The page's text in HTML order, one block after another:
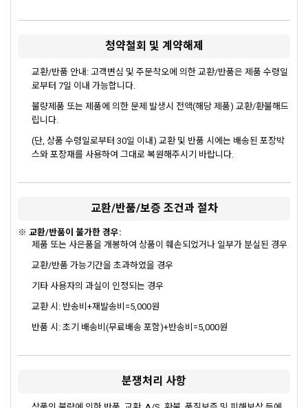
청약철회 및 계약해제
교환/반품 안내: 고객변심 및 주문착오에 의한 교환/반품은 제품 수령일
로부터 7일 이내 가능합니다.
불량제품 또는 제품에 의한 문제 발생시 전액(해당 제품) 교환/환불해드
립니다.
(단, 상품 수령일로부터 30일 이내) 교환 및 반품 시에는 배송된 포장박
스와 포장재를 사용하여 그대로 복원해주시기 바랍니다.
교환/반품/보증 조건과 절차
※ 교환/반품이 불가한 경우:
제품 또는 사은품을 개봉하여 상품이 훼손되었거나 일부가 분실된 경우
교환/반품 가능기간을 초과하였을 경우
기타 사용자의 과실이 인정되는 경우
교환 시: 반송비+재발송비=5,000원
반품 시: 초기 배송비(무료배송 포함)+반송비=5,000원
분쟁처리 사항